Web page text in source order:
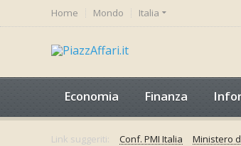
Home Mondo Italia
Economia Finanza
Link suggeriti: Conf. PMI Italia Ministero